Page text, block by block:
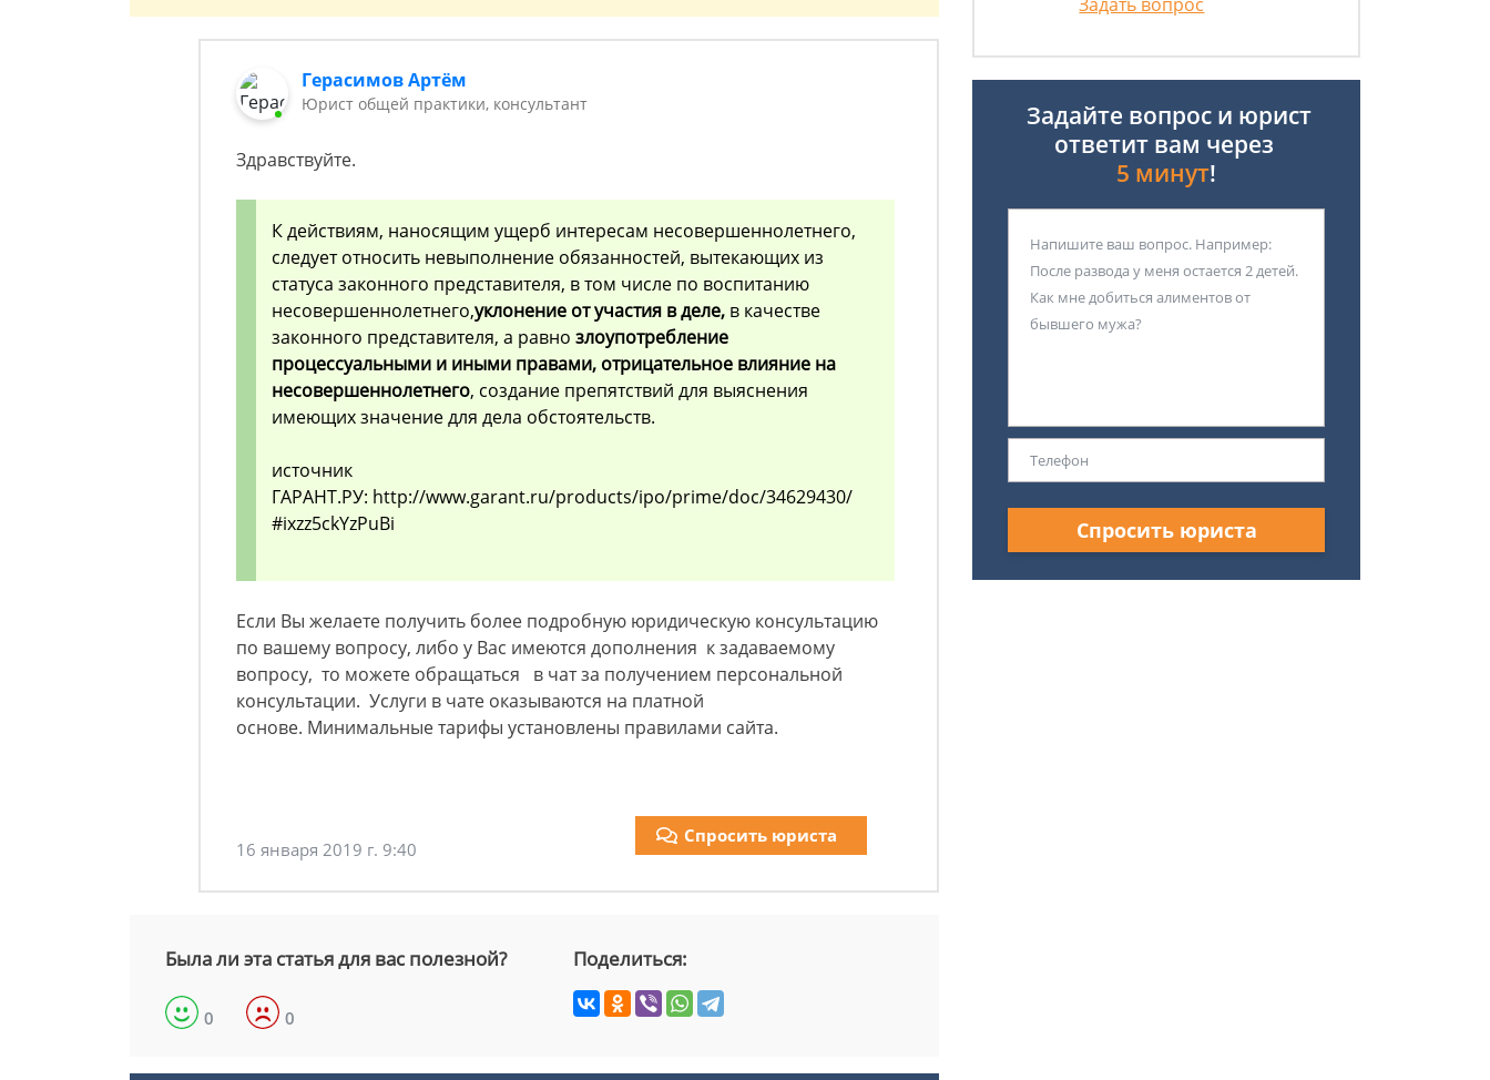
Герасимов Артём
Юрист общей практики, консультант
Здравствуйте.
К действиям, наносящим ущерб интересам несовершеннолетнего,
следует относить невыполнение обязанностей, вытекающих из
статуса законного представителя, в том числе по воспитанию
несовершеннолетнего,уклонение от участия в деле, в качестве
законного представителя, а равно злоупотребление
процессуальными и иными правами, отрицательное влияние на
несовершеннолетнего, создание препятствий для выяснения
имеющих значение для дела обстоятельств.
источник
ГАРАНТ.РУ: http://www.garant.ru/products/ipo/prime/doc/34629430/
#ixzz5ckYzPuBi
Если Вы желаете получить более подробную юридическую консультацию
по вашему вопросу, либо у Вас имеются дополнения к задаваемому
вопросу, то можете обращаться в чат за получением персональной
консультации. Услуги в чате оказываются на платной
основе. Минимальные тарифы установлены правилами сайта.
16 января 2019 г. 9:40
Спросить юриста
Была ли эта статья для вас полезной?
0 0
Поделиться:
Задайте вопрос и юрист
ответит вам через
5 минут!
Спросить юриста